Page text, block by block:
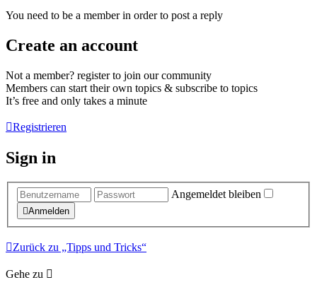
You need to be a member in order to post a reply
Create an account
Not a member? register to join our community
Members can start their own topics & subscribe to topics
It’s free and only takes a minute
Registrieren
Sign in
Angemeldet bleiben
Anmelden
Zurück zu „Tipps und Tricks“
Gehe zu